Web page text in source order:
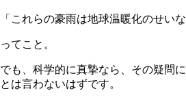
「これらの豪雨は地球温暖化のせいな
ってこと。
でも、科学的に真摯なら、その疑問
とは言わないはずです。